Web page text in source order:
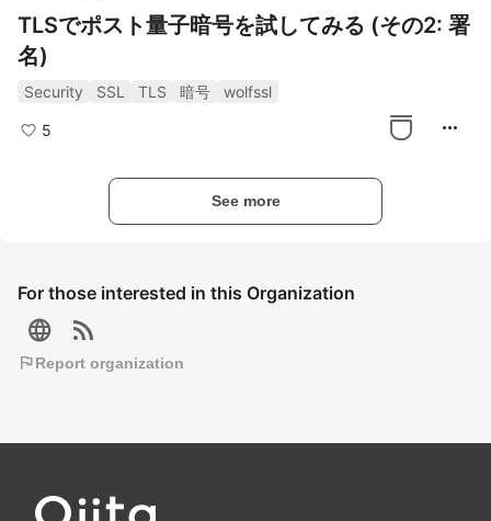
For those interested in this Organization
language rss_feed
flagReport organization
TLSでポスト量子暗号を試してみる (その2: 署
名)
Security SSL TLS 暗号 wolfssl
5 more_horiz
See more